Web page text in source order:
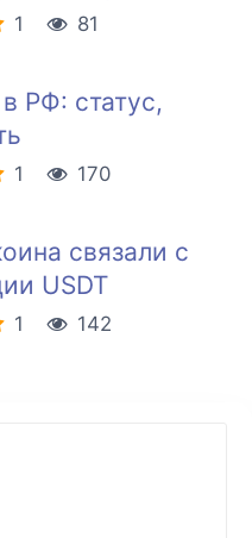
1
81
РФ: статус,
1
170
связали с
USDT
1
142